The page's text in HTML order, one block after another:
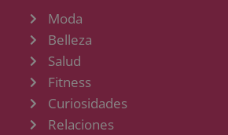
Moda
Belleza
Salud
Fitness
Curiosidades
Relaciones